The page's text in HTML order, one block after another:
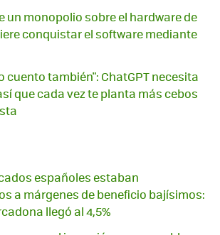
un monopolio sobre el hardware de
conquistar el software mediante
cuento también": ChatGPT necesita
que cada vez te planta más cebos
españoles estaban
a márgenes de beneficio bajísimos:
llegó al 4,5%